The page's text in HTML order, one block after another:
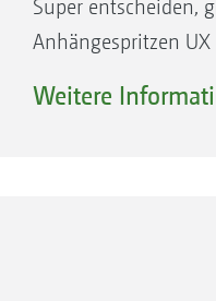
Super entscheiden,
Anhängespritzen
Dank der
Weitere